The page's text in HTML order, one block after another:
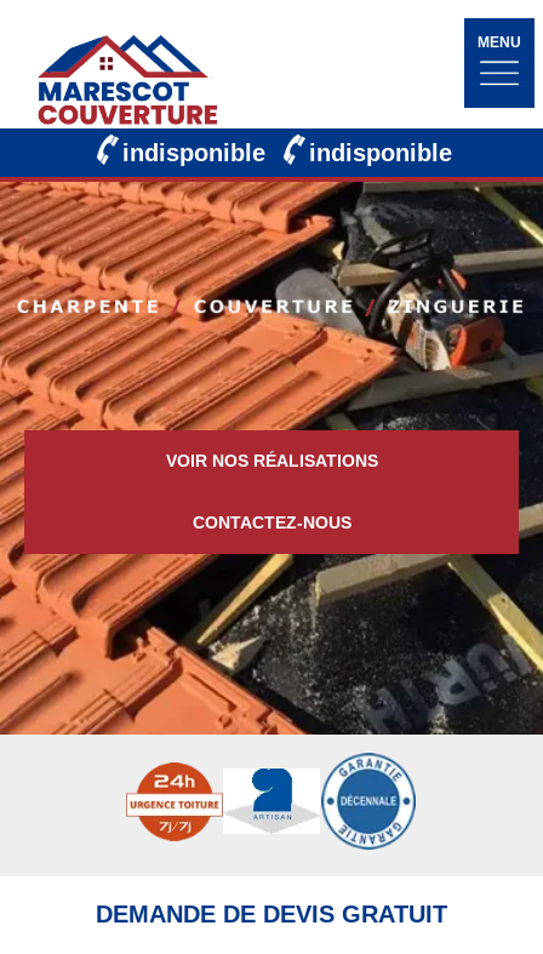
MENU
indisponible indisponible
VOIR NOS RÉALISATIONS
CONTACTEZ-NOUS
DEMANDE DE DEVIS GRATUIT